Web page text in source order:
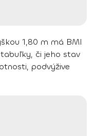
1,80 m má BMI
či jeho stav
podvýžive